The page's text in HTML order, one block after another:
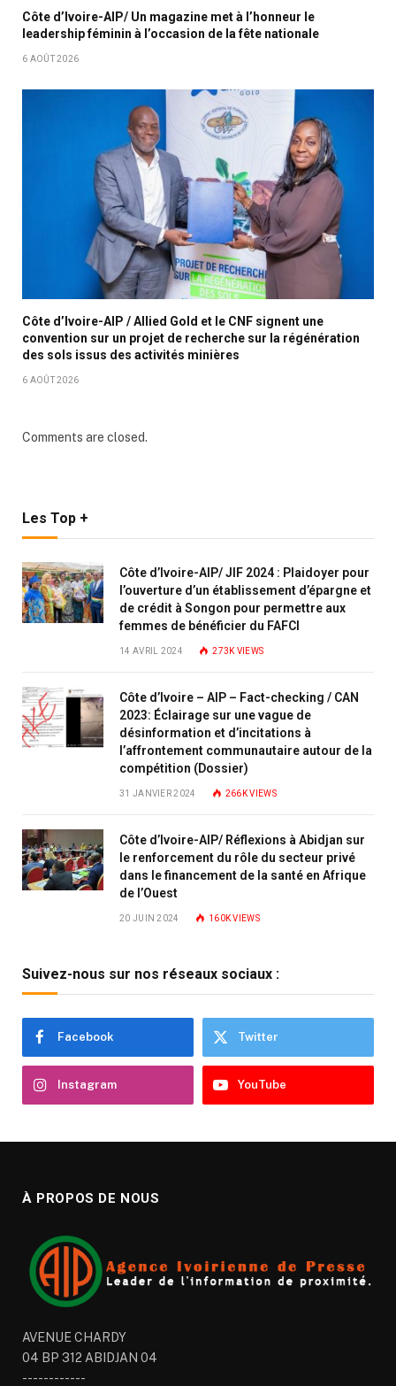
Côte d’Ivoire-AIP/ Un magazine met à l’honneur le
leadership féminin à l’occasion de la fête nationale
6 AOÛT 2026
Côte d’Ivoire-AIP / Allied Gold et le CNF signent une
convention sur un projet de recherche sur la régénération
des sols issus des activités minières
6 AOÛT 2026
Comments are closed.
Les Top +
Côte d’Ivoire-AIP/ JIF 2024 : Plaidoyer pour
l’ouverture d’un établissement d’épargne et
de crédit à Songon pour permettre aux
femmes de bénéficier du FAFCI
14 AVRIL 2024 273K VIEWS
Côte d’Ivoire – AIP – Fact-checking / CAN
2023: Éclairage sur une vague de
désinformation et d’incitations à
l’affrontement communautaire autour de la
compétition (Dossier)
31 JANVIER 2024 266KVIEWS
Côte d’Ivoire-AIP/ Réflexions à Abidjan sur
le renforcement du rôle du secteur privé
dans le financement de la santé en Afrique
de l’Ouest
20 JUIN 2024 160KVIEWS
Suivez-nous sur nos réseaux sociaux :
Facebook Twitter
Instagram YouTube
À PROPOS DE NOUS
AVENUE CHARDY
04 BP 312 ABIDJAN 04
------------